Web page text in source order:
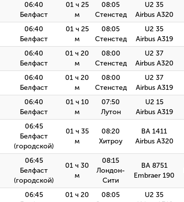
06:40
Белфаст
01 ч 25
м
08:05
Стенстед
U2 35
Airbus А320
06:40
Белфаст
01 ч 25
м
08:05
Стенстед
U2 35
Airbus A319
06:40
Белфаст
01 ч 20
м
08:00
Стенстед
U2 37
Airbus А320
06:40
Белфаст
01 ч 20
м
08:00
Стенстед
U2 37
Airbus A319
06:40
Белфаст
01 ч 10
м
07:50
Лутон
U2 15
Airbus A319
06:45
Белфаст
(городской)
01 ч 35
м
08:20
Хитроу
BA 1411
Airbus А320
06:45
Белфаст
(городской)
01 ч 30
м
08:15
Лондон-
Сити
BA 8751
Embraer 190
06:45
01 ч 20
08:05
U2 35